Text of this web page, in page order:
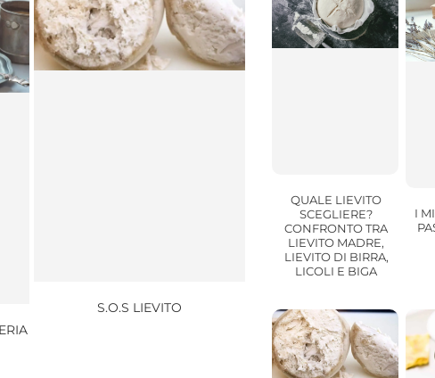
S.O.S LIEVITO
QUALE LIEVITO
SCEGLIERE?
CONFRONTO TRA
LIEVITO MADRE,
LIEVITO DI BIRRA,
LICOLI E BIGA
I